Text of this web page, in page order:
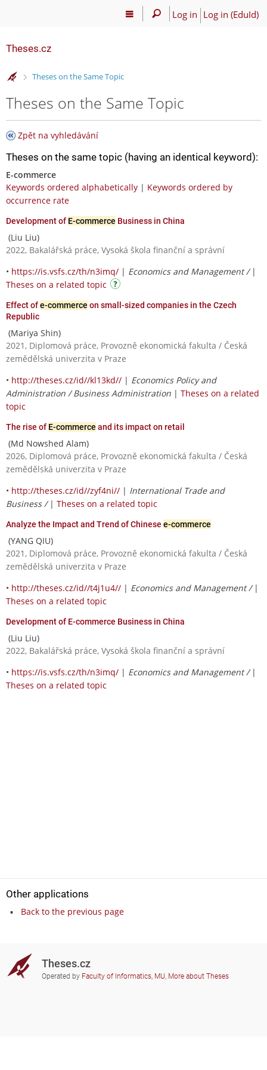
Log in Log in (EduId)
Theses.cz
>
Theses on the Same Topic
Theses on the Same Topic
Zpět na vyhledávání
Theses on the same topic (having an identical keyword):
E-commerce
Keywords ordered alphabetically | Keywords ordered by
occurrence rate
Development of E-commerce Business in China
(Liu Liu)
2022, Bakalářská práce, Vysoká škola finanční a správní
• https://is.vsfs.cz/th/n3imq/ | Economics and Management / |
Theses on a related topic
Effect ofe-commerce on small-sized companies in the Czech
Republic
(Mariya Shin)
2021, Diplomová práce, Provozně ekonomická fakulta / Česká
zemědělská univerzita v Praze
• http://theses.cz/id//kl13kd// | Economics Policy and
Administration / Business Administration | Theses on a related
topic
The rise of E-commerce and its impact on retail
(Md Nowshed Alam)
2026, Diplomová práce, Provozně ekonomická fakulta / Česká
zemědělská univerzita v Praze
• http://theses.cz/id//zyf4ni// | International Trade and
Business / | Theses on a related topic
Analyze the Impact and Trend of Chinese e-commerce
(YANG QIU)
2021, Diplomová práce, Provozně ekonomická fakulta / Česká
zemědělská univerzita v Praze
• http://theses.cz/id//t4j1u4// | Economics and Management / |
Theses on a related topic
Development of E-commerce Business in China
(Liu Liu)
2022, Bakalářská práce, Vysoká škola finanční a správní
• https://is.vsfs.cz/th/n3imq/ | Economics and Management / |
Theses on a related topic
Other applications
Back to the previous page
Theses.cz
Operated by Faculty of Informatics, MU, More about Theses